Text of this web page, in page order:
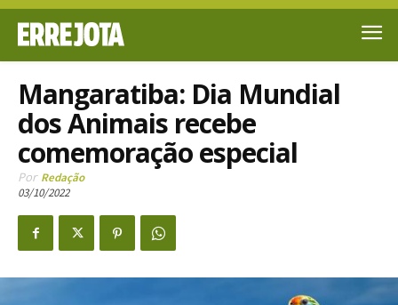
Mangaratiba: Dia Mundial
dos Animais recebe
comemoração especial
Por Redação
03/10/2022